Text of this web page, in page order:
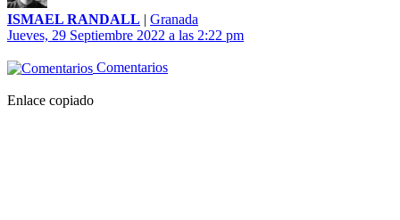
ISMAEL RANDALL | Granada
Jueves, 29 Septiembre 2022 a las 2:22 pm
Comentarios
Enlace copiado